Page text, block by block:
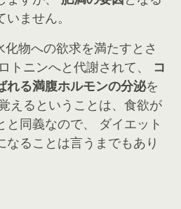
ません。
物への欲求を満たすとさ
トニンへと代謝されて、 コ
れる満腹ホルモンの分泌を
えるということは、食欲が
同義なので、 ダイエット
なることは言うまでもあり